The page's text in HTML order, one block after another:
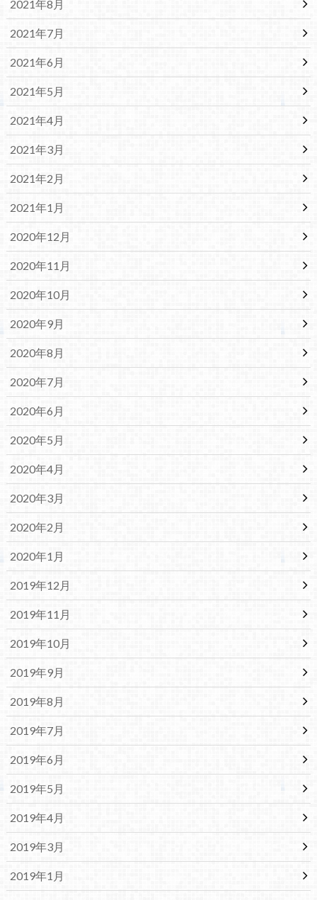
2021年8月
2021年7月
2021年6月
2021年5月
2021年4月
2021年3月
2021年2月
2021年1月
2020年12月
2020年11月
2020年10月
2020年9月
2020年8月
2020年7月
2020年6月
2020年5月
2020年4月
2020年3月
2020年2月
2020年1月
2019年12月
2019年11月
2019年10月
2019年9月
2019年8月
2019年7月
2019年6月
2019年5月
2019年4月
2019年3月
2019年1月